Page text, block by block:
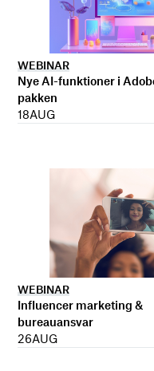
WEBINAR
Nye AI-funktioner i
pakken
18AUG
WEBINAR
Influencer marketing &
bureauansvar
26AUG